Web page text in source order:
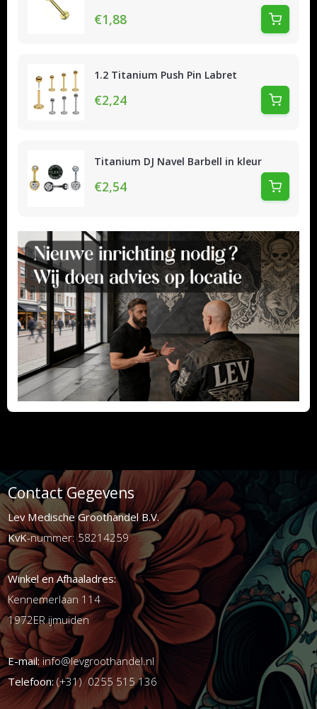
€1,88
1.2 Titanium Push Pin Labret
€2,24
Titanium DJ Navel Barbell in kleur
€2,54
Contact Gegevens
Lev Medische Groothandel B.V.
KvK-nummer: 58214259
Winkel en Afhaaladres:
Kennemerlaan 114
1972ER ijmuiden
E-mail:info@levgroothandel.nl
Telefoon:(+31) 0255 515 136